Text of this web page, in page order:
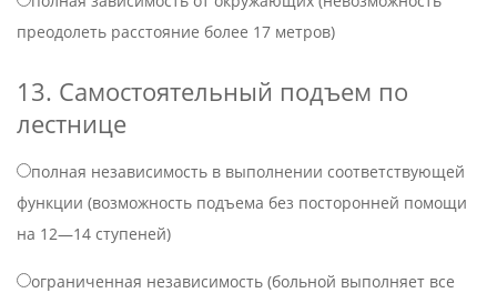
преодолеть расстояние более 17 метров)
13. Самостоятельный подъем по
лестнице
полная независимость в выполнении соответствующей
функции (возможность подъема без посторонней помощи
на 12—14 ступеней)
ограниченная независимость (больной выполняет все